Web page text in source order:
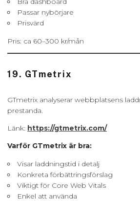
Passar nybörjare
Prisvärd
Pris: ca 60–300 kr/mån
19. GTmetrix
GTmetrix analyserar webbplatsens
prestanda.
Länk: https://gtmetrix.com/
Varför GTmetrix är bra:
Visar laddningstid i detalj
Konkreta förbättringsförslag
Viktigt för Core Web Vitals
Enkel att använda